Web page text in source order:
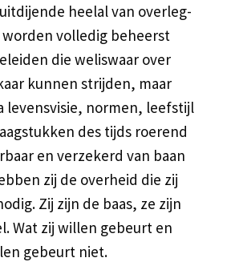
heelal van overleg-
volledig beheerst
die weliswaar over
kunnen strijden, maar
levensvisie, normen, leefstijl
des tijds roerend
en verzekerd van baan
zij de overheid die zij
Zij zijn de baas, ze zijn
Wat zij willen gebeurt en
gebeurt niet.